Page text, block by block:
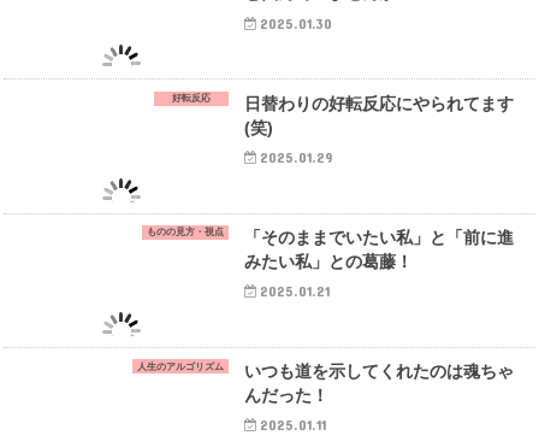
2025.01.30
好転反応
日替わりの好転反応にやられてます
(笑)
2025.01.29
ものの見方・視点
「そのままでいたい私」と「前に進
みたい私」との葛藤！
2025.01.21
人生のアルゴリズム
いつも道を示してくれたのは魂ちゃ
んだった！
2025.01.11